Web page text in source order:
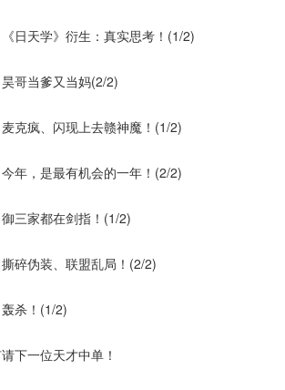
日天学》衍生：真实思考！(1/2)
哥当爹又当妈(2/2)
克疯、闪现上去赣神魔！(1/2)
年，是最有机会的一年！(2/2)
三家都在剑指！(1/2)
碎伪装、联盟乱局！(2/2)
杀！(1/2)
下一位天才中单！